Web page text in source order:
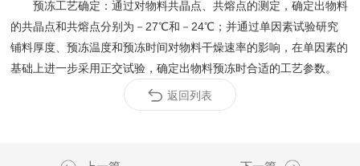
预冻工艺确定：通过对物料共晶点、共熔点的测定，确定出物料
的共晶点和共熔点分别为－27℃和－24℃；并通过单因素试验研究
铺料厚度、预冻温度和预冻时间对物料干燥速率的影响，在单因素的
基础上进一步采用正交试验，确定出物料预冻时合适的工艺参数。
返回列表